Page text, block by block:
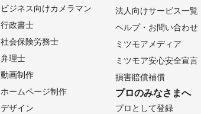
ビジネス向けカメラマン
行政書士
社会保険労務士
弁理士
動画制作
ホームページ制作
デザイン
法人向けサービス一覧
ヘルプ・お問い合わせ
ミツモアメディア
ミツモア安心安全宣言
損害賠償補償
プロのみなさまへ
プロとして登録